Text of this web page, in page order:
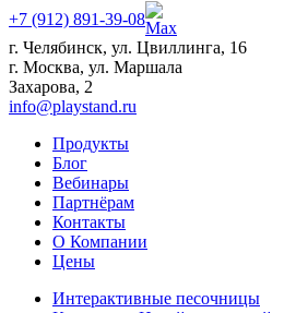
+7 (912) 891-39-08
г. Челябинск, ул. Цвиллинга, 16
г. Москва, ул. Маршала
Захарова, 2
info@playstand.ru
Продукты
Блог
Вебинары
Партнёрам
Контакты
О Компании
Цены
Интерактивные песочницы